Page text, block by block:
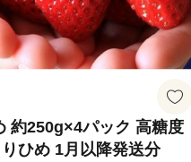
約250g×4パック 高糖度
ひめ 1月以降発送分